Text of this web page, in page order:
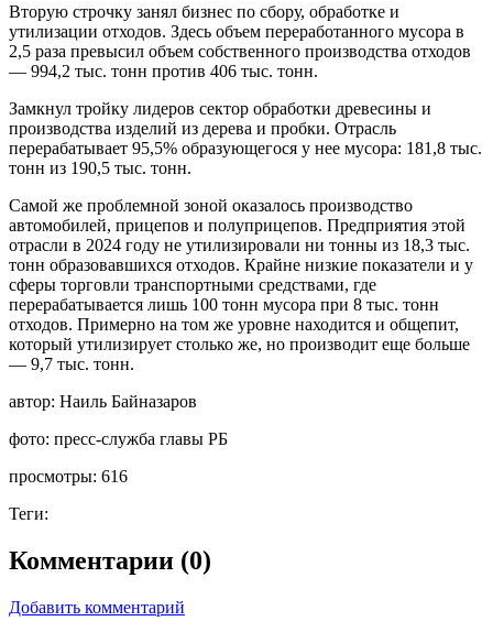
Вторую строчку занял бизнес по сбору, обработке и
утилизации отходов. Здесь объем переработанного мусора в
2,5 раза превысил объем собственного производства отходов
— 994,2 тыс. тонн против 406 тыс. тонн.
Замкнул тройку лидеров сектор обработки древесины и
производства изделий из дерева и пробки. Отрасль
перерабатывает 95,5% образующегося у нее мусора: 181,8 тыс.
тонн из 190,5 тыс. тонн.
Самой же проблемной зоной оказалось производство
автомобилей, прицепов и полуприцепов. Предприятия этой
отрасли в 2024 году не утилизировали ни тонны из 18,3 тыс.
тонн образовавшихся отходов. Крайне низкие показатели и у
сферы торговли транспортными средствами, где
перерабатывается лишь 100 тонн мусора при 8 тыс. тонн
отходов. Примерно на том же уровне находится и общепит,
который утилизирует столько же, но производит еще больше
— 9,7 тыс. тонн.
автор: Наиль Байназаров
фото: пресс-служба главы РБ
просмотры: 616
Теги:
Комментарии (0)
Добавить комментарий